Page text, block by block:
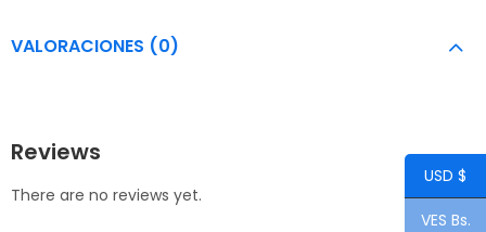
VALORACIONES (0)
Reviews
There are no reviews yet.
USD $
VES Bs.